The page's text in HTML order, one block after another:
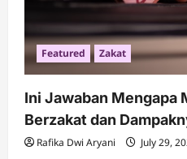
Featured Zakat
Ini Jawaban Mengapa
Berzakat dan
Rafika Dwi Aryani July 29,